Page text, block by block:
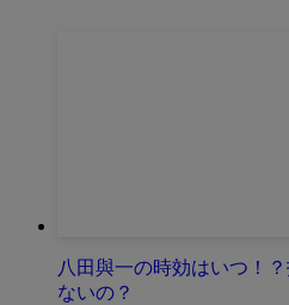
八田與一の時効はいつ！
ないの？